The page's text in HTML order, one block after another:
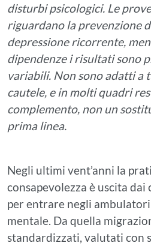
disturbi psicologici. Le
riguardano la prevenzione
depressione ricorrente,
dipendenze i risultati sono
variabili. Non sono adatti a
cautele, e in molti quadri
complemento, non un
prima linea.
Negli ultimi vent’anni la
consapevolezza è uscita
per entrare negli
mentale. Da quella
standardizzati, valutati con